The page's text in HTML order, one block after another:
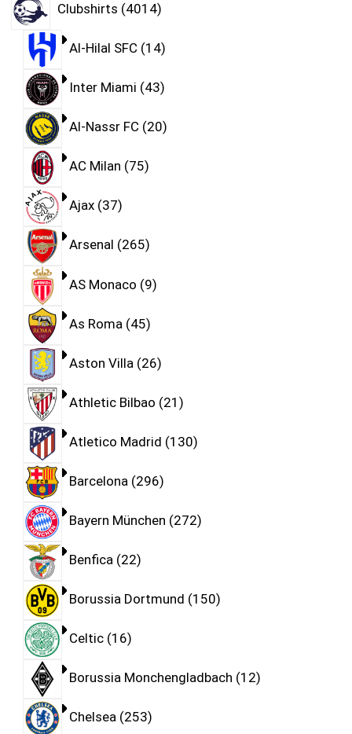
Clubshirts 4014
Al-Hilal SFC 14
Inter Miami 43
Al-Nassr FC 20
AC Milan 75
Ajax 37
Arsenal 265
AS Monaco 9
As Roma 45
Aston Villa 26
Athletic Bilbao 21
Atletico Madrid 130
Barcelona 296
Bayern München 272
Benfica 22
Borussia Dortmund 150
Celtic 16
Borussia Monchengladbach 12
Chelsea 253